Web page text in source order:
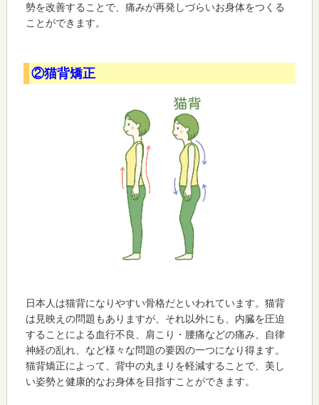
勢を改善することで、痛みが再発しづらいお身体をつくる
ことができます。
②猫背矯正
日本人は猫背になりやすい骨格だといわれています。猫背
は見映えの問題もありますが、それ以外にも、内臓を圧迫
することによる血行不良、肩こり・腰痛などの痛み、自律
神経の乱れ、など様々な問題の要因の一つになり得ます。
猫背矯正によって、背中の丸まりを軽減することで、美し
い姿勢と健康的なお身体を目指すことができます。